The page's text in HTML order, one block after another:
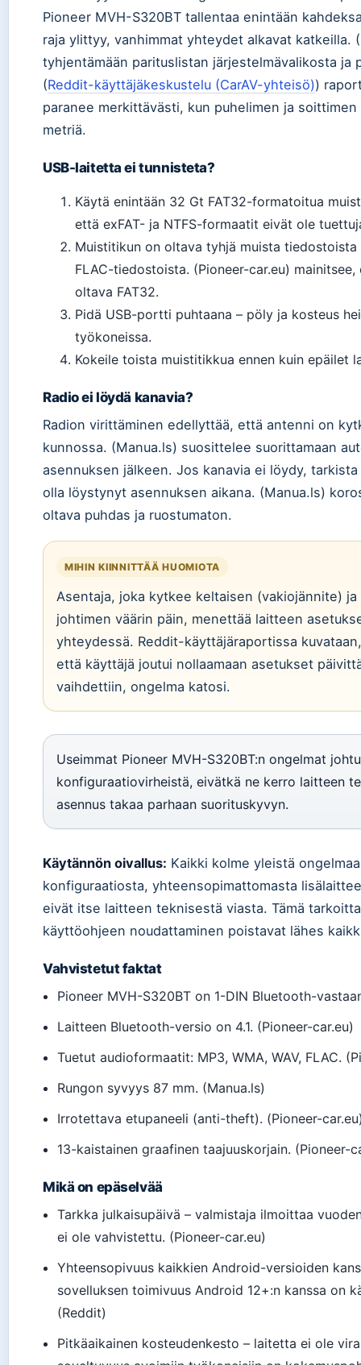
Pioneer MVH-S320BT tallentaa enintään
raja ylittyy, vanhimmat yhteydet alkavat katkeilla.
tyhjentämään parituslistan järjestelmävalikosta ja
(Reddit-käyttäjäkeskustelu (CarAV-yhteisö))
paranee merkittävästi, kun puhelimen ja
metriä.
USB-laitetta ei tunnisteta?
Käytä enintään 32 Gt FAT32-formatoitua
että exFAT- ja NTFS-formaatit eivät ole
Muistitikun on oltava tyhjä muista tiedostoista
FLAC-tiedostoista. (Pioneer-car.eu)
oltava FAT32.
Pidä USB-portti puhtaana – pöly ja kosteus
työkoneissa.
Kokeile toista muistitikkua ennen kuin epäilet
Radio ei löydä kanavia?
Radion virittäminen edellyttää, että antenni on
kunnossa. (Manua.ls) suosittelee suorittamaan
asennuksen jälkeen. Jos kanavia ei löydy,
olla löystynyt asennuksen aikana. (Manua.ls)
oltava puhdas ja ruostumaton.
MIHIN KIINNITTÄÄ HUOMIOTA
Asentaja, joka kytkee keltaisen (vakiojännite)
johtimen väärin päin, menettää laitteen
yhteydessä. Reddit-käyttäjäraportissa
että käyttäjä joutui nollaamaan asetukset
vaihdettiin, ongelma katosi.
Useimmat Pioneer MVH-S320BT:n ongelmat
konfiguraatiovirheistä, eivätkä ne kerro laitteen
asennus takaa parhaan suorituskyvyn.
Käytännön oivallus: Kaikki kolme yleistä
konfiguraatiosta, yhteensopimattomasta
eivät itse laitteen teknisestä viasta. Tämä
käyttöohjeen noudattaminen poistavat lähes
Vahvistetut faktat
Pioneer MVH-S320BT on 1-DIN Bluetooth-
Laitteen Bluetooth-versio on 4.1. (Pioneer-car.eu)
Tuetut audioformaatit: MP3, WMA, WAV, FLAC.
Rungon syvyys 87 mm. (Manua.ls)
Irrotettava etupaneeli (anti-theft). (Pioneer-
13-kaistainen graafinen taajuuskorjain. (Pioneer-
Mikä on epäselvää
Tarkka julkaisupäivä – valmistaja ilmoittaa
ei ole vahvistettu. (Pioneer-car.eu)
Yhteensopivuus kaikkien Android-versioiden
sovelluksen toimivuus Android 12+:n kanssa on
(Reddit)
Pitkäaikainen kosteudenkesto – laitetta ei ole